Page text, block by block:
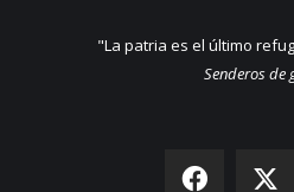
"La patria es el último
Senderos de